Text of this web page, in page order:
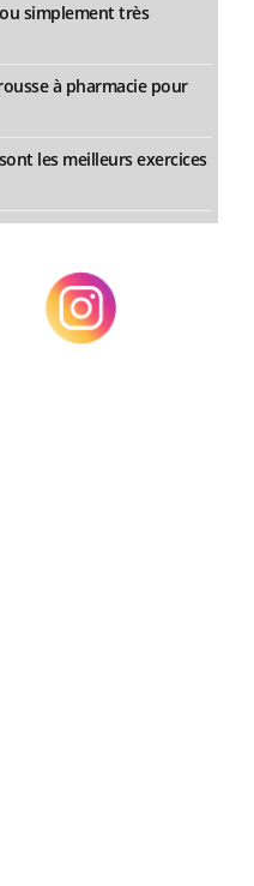
simplement très
à pharmacie pour
les meilleurs exercices